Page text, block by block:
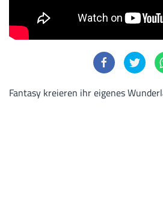
Fantasy kreieren ihr eigenes